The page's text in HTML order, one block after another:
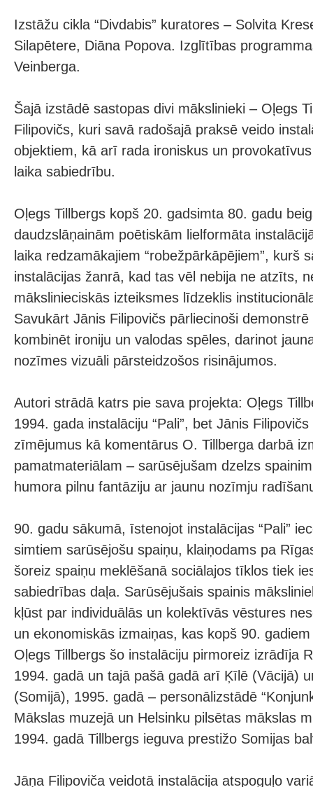
Izstāžu cikla “Divdabis” kuratores – Solvita
Silapētere, Diāna Popova. Izglītības
Veinberga.
Šajā izstādē sastopas divi mākslinieki – Oļegs
Filipovičs, kuri savā radošajā praksē veido
objektiem, kā arī rada ironiskus un
laika sabiedrību.
Oļegs Tillbergs kopš 20. gadsimta 80. gadu
daudzslāņainām poētiskām lielformāta
laika redzamākajiem “robežpārkāpējiem”, kurš
instalācijas žanrā, kad tas vēl nebija ne atzīts,
mākslinieciskās izteiksmes līdzeklis
Savukārt Jānis Filipovičs pārliecinoši
kombinēt ironiju un valodas spēles, darinot
nozīmes vizuāli pārsteidzošos risinājumos.
Autori strādā katrs pie sava projekta: Oļegs
1994. gada instalāciju “Pali”, bet Jānis
zīmējumus kā komentārus O. Tillberga darbā
pamatmateriālam – sarūsējušam dzelzs
humora pilnu fantāziju ar jaunu nozīmju
90. gadu sākumā, īstenojot instalācijas “Pali”
simtiem sarūsējošu spaiņu, klaiņodams pa
šoreiz spaiņu meklēšanā sociālajos tīklos tiek
sabiedrības daļa. Sarūsējušais spainis
kļūst par individuālās un kolektīvās vēstures
un ekonomiskās izmaiņas, kas kopš 90.
Oļegs Tillbergs šo instalāciju pirmoreiz izrādīja
1994. gadā un tajā pašā gadā arī Ķīlē (Vācijā)
(Somijā), 1995. gadā – personālizstādē
Mākslas muzejā un Helsinku pilsētas mākslas
1994. gadā Tillbergs ieguva prestižo Somijas
Jāņa Filipoviča veidotā instalācija atspoguļo